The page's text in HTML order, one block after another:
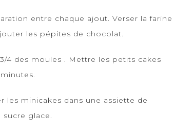
entre chaque ajout. Verser la farine
les pépites de chocolat.
4 des moules . Mettre les petits cakes
les minicakes dans une assiette de
glace.